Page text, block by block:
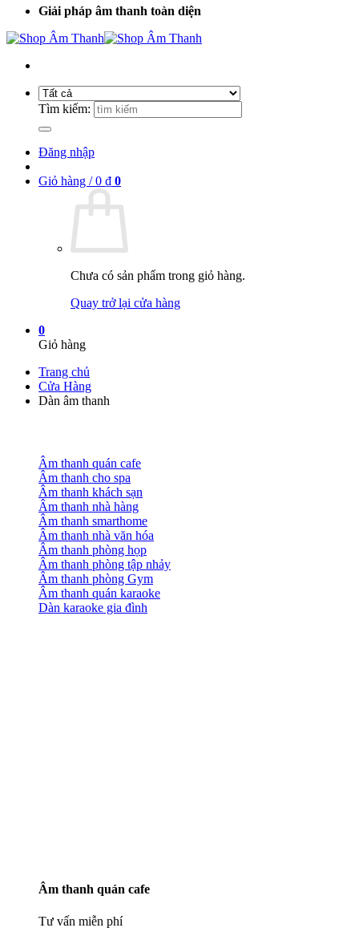
Giải pháp âm thanh toàn diện
Tìm kiếm:
Đăng nhập
Giỏ hàng /0 ₫ 0
Chưa có sản phẩm trong giỏ hàng.
Quay trở lại cửa hàng
0
Giỏ hàng
Trang chủ
Cửa Hàng
Dàn âm thanh
Âm thanh quán cafe
Âm thanh cho spa
Âm thanh khách sạn
Âm thanh nhà hàng
Âm thanh smarthome
Âm thanh nhà văn hóa
Âm thanh phòng họp
Âm thanh phòng tập nhảy
Âm thanh phòng Gym
Âm thanh quán karaoke
Dàn karaoke gia đình
Âm thanh quán cafe
Tư vấn miễn phí